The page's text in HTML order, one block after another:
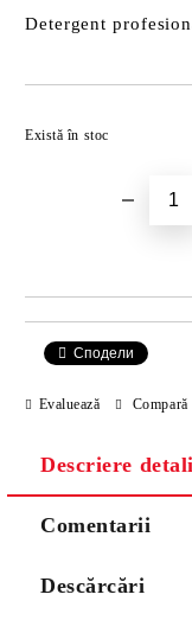
Detergent
Există în stoc
Сподели
Evaluează Compară
Descriere
Comentarii
Descărcări